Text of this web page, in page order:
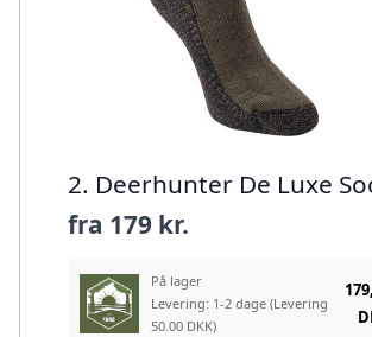
2. Deerhunter De Luxe
fra 179 kr.
På lager
Levering: 1-2 dage (Levering
50.00 DKK)